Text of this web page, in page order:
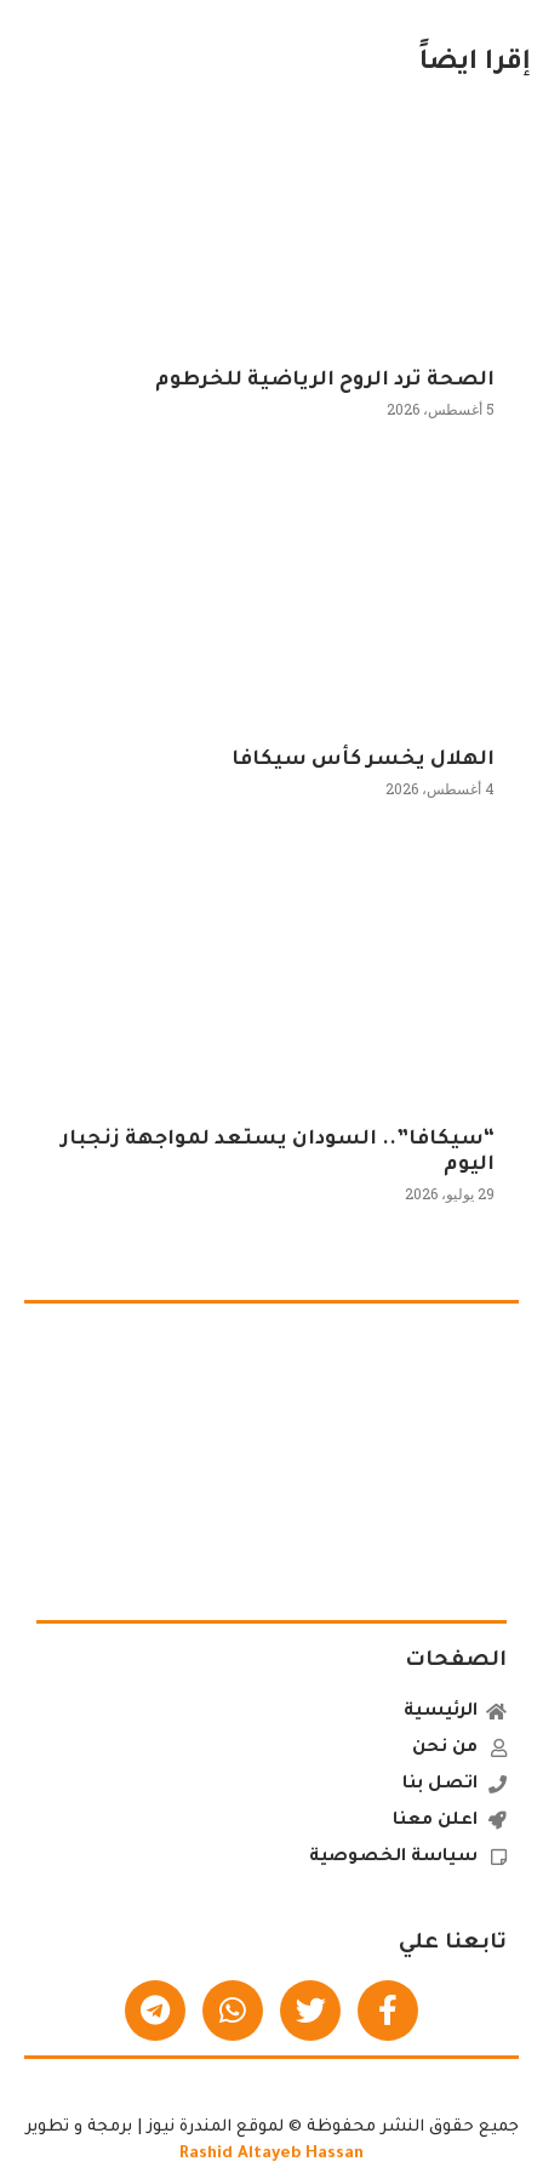
إقرا ايضاً
الصحة ترد الروح الرياضية للخرطوم
5 أغسطس، 2026
الهلال يخسر كأس سيكافا
4 أغسطس، 2026
“سيكافا”.. السودان يستعد لمواجهة زنجبار
اليوم
29 يوليو، 2026
الصفحات
الرئيسية
من نحن
اتصل بنا
اعلن معنا
سياسة الخصوصية
تابعنا علي
جميع حقوق النشر محفوظة © لموقع المندرة نيوز | برمجة و تطوير
Rashid Altayeb Hassan